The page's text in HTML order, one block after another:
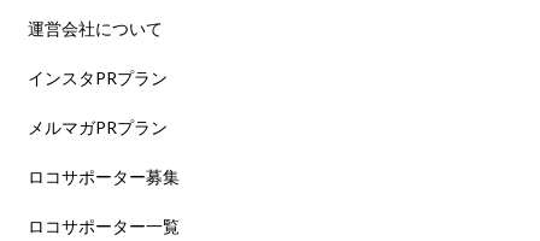
運営会社について
インスタPRプラン
メルマガPRプラン
ロコサポーター募集
ロコサポーター一覧